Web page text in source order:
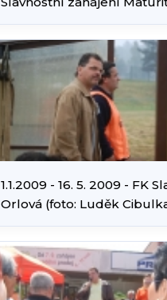
Gymnáziu (foto: Luděk
Cibulka)
1.1.2009 - 16. 5. 2009 - FK
Orlová (foto: Luděk